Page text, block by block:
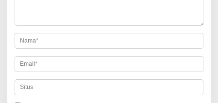
o
s